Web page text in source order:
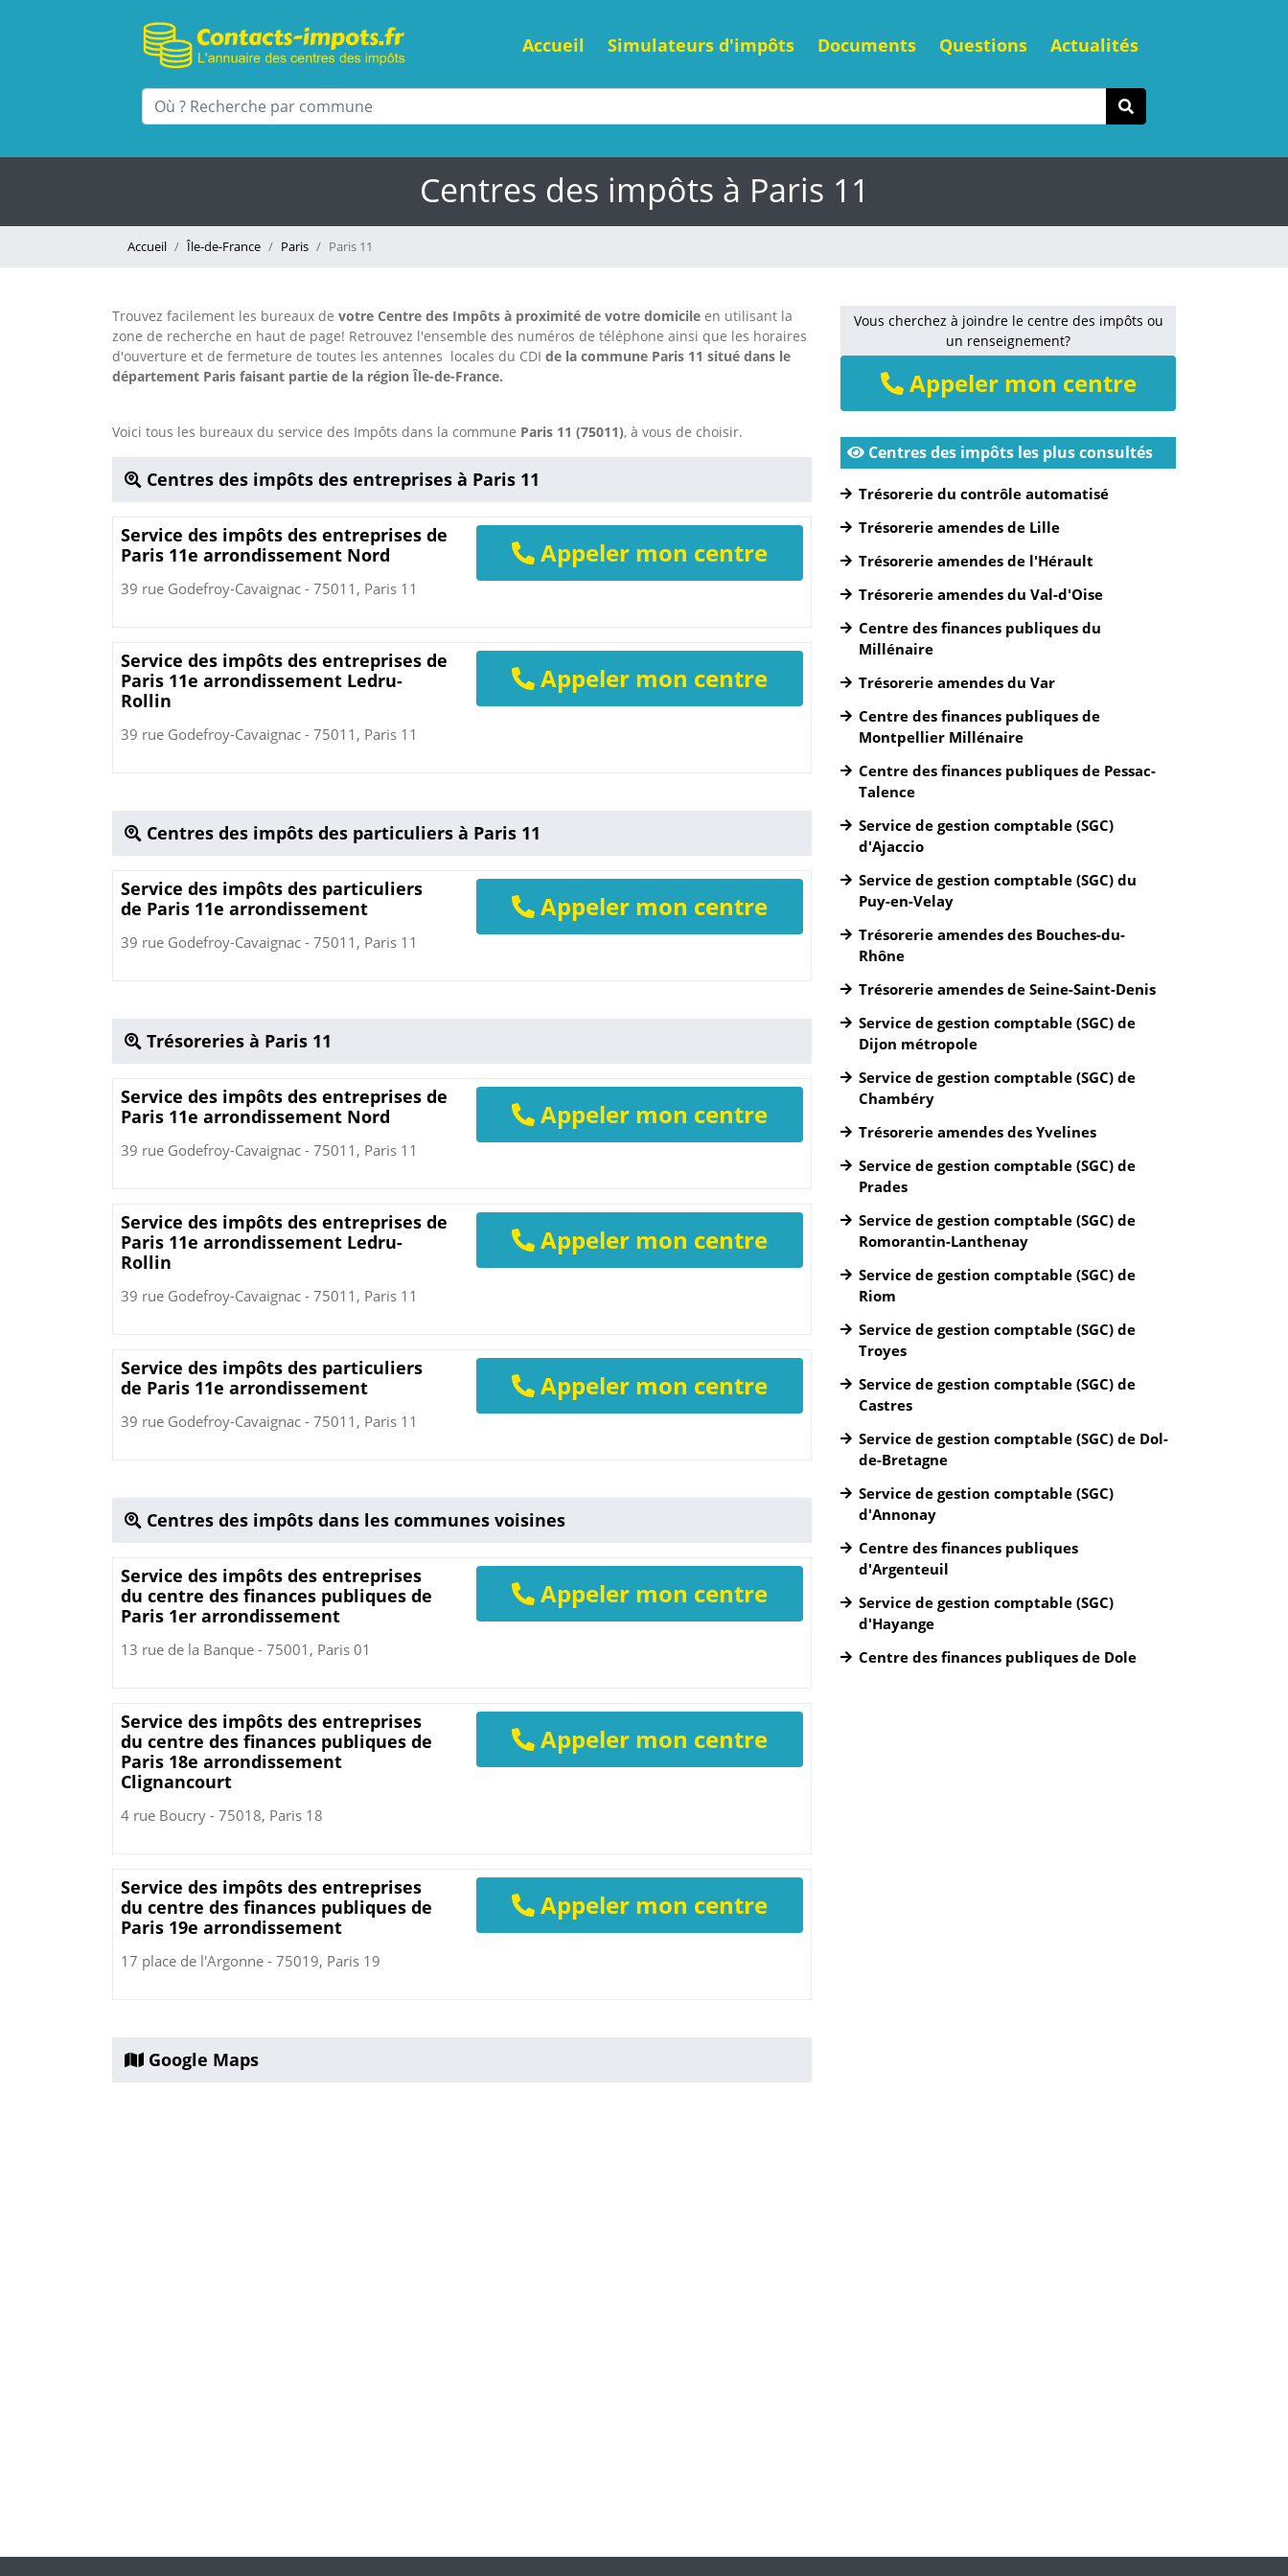
Accueil Simulateurs d'impôts Documents Questions Actualités
Centres des impôts à Paris 11
Accueil Île-de-France Paris Paris 11
Trouvez facilement les bureaux de votre Centre des Impôts à proximité de votre domicile en utilisant la
zone de recherche en haut de page! Retrouvez l'ensemble des numéros de téléphone ainsi que les horaires
d'ouverture et de fermeture de toutes les antennes locales du CDI de la commune Paris 11 situé dans le
département Paris faisant partie de la région Île-de-France.
Voici tous les bureaux du service des Impôts dans la commune Paris 11 (75011), à vous de choisir.
Centres des impôts des entreprises à Paris 11
Service des impôts des entreprises de
Paris 11e arrondissement Nord
39 rue Godefroy-Cavaignac - 75011, Paris 11
Appeler mon centre
Service des impôts des entreprises de
Paris 11e arrondissement Ledru-
Rollin
39 rue Godefroy-Cavaignac - 75011, Paris 11
Appeler mon centre
Centres des impôts des particuliers à Paris 11
Service des impôts des particuliers
de Paris 11e arrondissement
39 rue Godefroy-Cavaignac - 75011, Paris 11
Appeler mon centre
Trésoreries à Paris 11
Service des impôts des entreprises de
Paris 11e arrondissement Nord
39 rue Godefroy-Cavaignac - 75011, Paris 11
Appeler mon centre
Service des impôts des entreprises de
Paris 11e arrondissement Ledru-
Rollin
39 rue Godefroy-Cavaignac - 75011, Paris 11
Appeler mon centre
Service des impôts des particuliers
de Paris 11e arrondissement
39 rue Godefroy-Cavaignac - 75011, Paris 11
Appeler mon centre
Centres des impôts dans les communes voisines
Service des impôts des entreprises
du centre des finances publiques de
Paris 1er arrondissement
13 rue de la Banque - 75001, Paris 01
Appeler mon centre
Service des impôts des entreprises
du centre des finances publiques de
Paris 18e arrondissement
Clignancourt
4 rue Boucry - 75018, Paris 18
Appeler mon centre
Service des impôts des entreprises
du centre des finances publiques de
Paris 19e arrondissement
17 place de l'Argonne - 75019, Paris 19
Appeler mon centre
Google Maps
Vous cherchez à joindre le centre des impôts ou
un renseignement?
Appeler mon centre
Centres des impôts les plus consultés
Trésorerie du contrôle automatisé
Trésorerie amendes de Lille
Trésorerie amendes de l'Hérault
Trésorerie amendes du Val-d'Oise
Centre des finances publiques du
Millénaire
Trésorerie amendes du Var
Centre des finances publiques de
Montpellier Millénaire
Centre des finances publiques de Pessac-
Talence
Service de gestion comptable (SGC)
d'Ajaccio
Service de gestion comptable (SGC) du
Puy-en-Velay
Trésorerie amendes des Bouches-du-
Rhône
Trésorerie amendes de Seine-Saint-Denis
Service de gestion comptable (SGC) de
Dijon métropole
Service de gestion comptable (SGC) de
Chambéry
Trésorerie amendes des Yvelines
Service de gestion comptable (SGC) de
Prades
Service de gestion comptable (SGC) de
Romorantin-Lanthenay
Service de gestion comptable (SGC) de
Riom
Service de gestion comptable (SGC) de
Troyes
Service de gestion comptable (SGC) de
Castres
Service de gestion comptable (SGC) de Dol-
de-Bretagne
Service de gestion comptable (SGC)
d'Annonay
Centre des finances publiques
d'Argenteuil
Service de gestion comptable (SGC)
d'Hayange
Centre des finances publiques de Dole